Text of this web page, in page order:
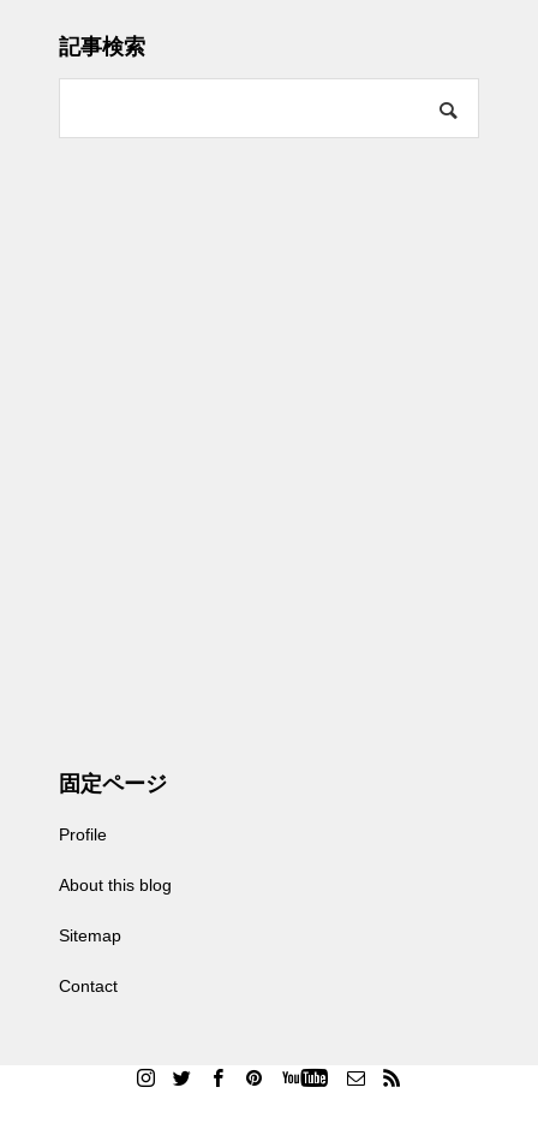
ブ
記事検索
固定ページ
Profile
About this blog
Sitemap
Contact